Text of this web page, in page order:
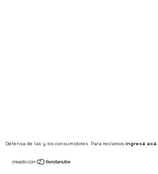
Defensa de las y los consumidores. Para reclamos ingresá acá.